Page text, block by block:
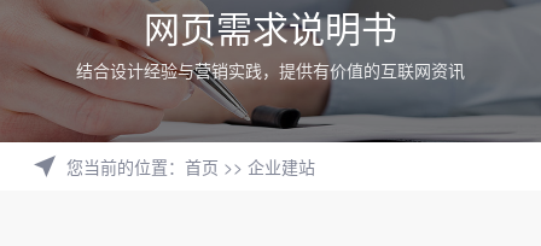
网页需求说明书
结合设计经验与营销实践，提供有价值的互联网资讯
您当前的位置： 首页 >> 企业建站